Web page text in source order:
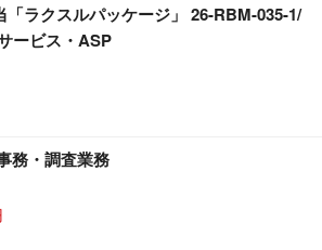
ラクスルパッケージ」 26-RBM-035-1/
ービス・ASP
務・調査業務